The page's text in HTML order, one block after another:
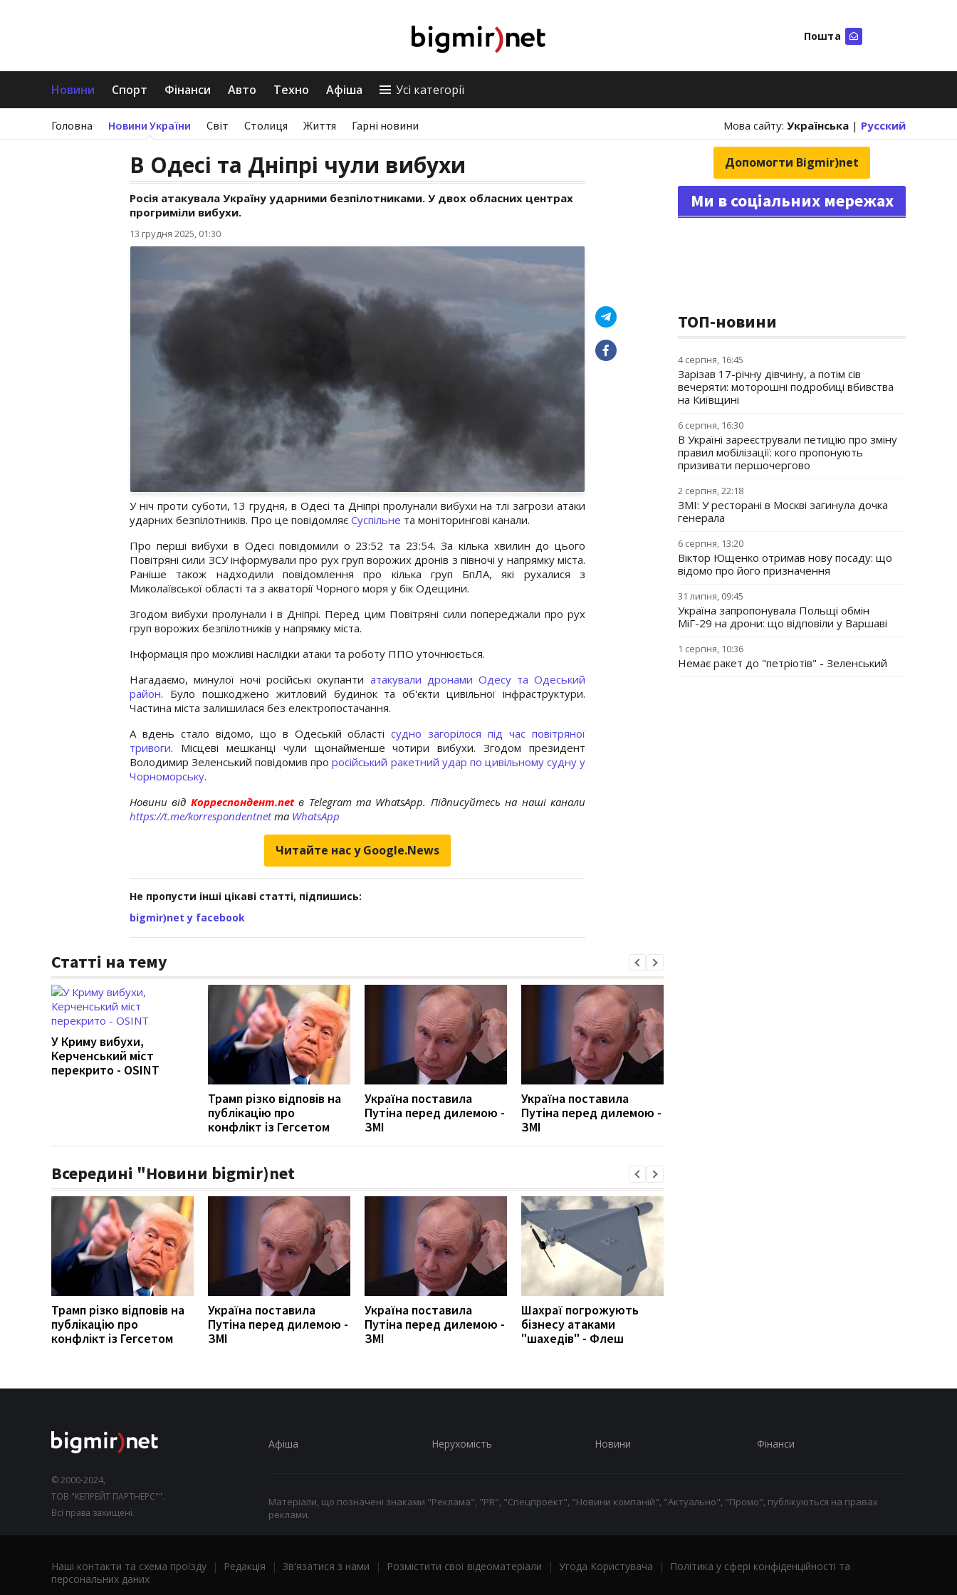
Пошта
Новини Спорт Фінанси Авто Техно Афіша Усі категорії
Головна Новини України Світ Столиця Життя Гарні новини Мова сайту: Українська | Русский
В Одесі та Дніпрі чули вибухи
Росія атакувала Україну ударними безпілотниками. У двох обласних центрах
прогриміли вибухи.
13 грудня 2025, 01:30
У ніч проти суботи, 13 грудня, в Одесі та Дніпрі пролунали вибухи на тлі загрози атаки
ударних безпілотників. Про це повідомляє Суспільне та моніторингові канали.
Про перші вибухи в Одесі повідомили о 23:52 та 23:54. За кілька хвилин до цього
Повітряні сили ЗСУ інформували про рух груп ворожих дронів з півночі у напрямку міста.
Раніше також надходили повідомлення про кілька груп БпЛА, які рухалися з
Миколаївської області та з акваторії Чорного моря у бік Одещини.
Згодом вибухи пролунали і в Дніпрі. Перед цим Повітряні сили попереджали про рух
груп ворожих безпілотників у напрямку міста.
Інформація про можливі наслідки атаки та роботу ППО уточнюється.
Нагадаємо, минулої ночі російські окупанти атакували дронами Одесу та Одеський
район. Було пошкоджено житловий будинок та об'єкти цивільної інфраструктури.
Частина міста залишилася без електропостачання.
А вдень стало відомо, що в Одеській областісудно загорілося під час повітряної
тривоги. Місцеві мешканці чули щонайменше чотири вибухи. Згодом президент
Володимир Зеленський повідомив проросійський ракетний удар по цивільному судну у
Чорноморську.
Новини від Корреспондент.netв Telegram та WhatsApp. Підписуйтесь на наші канали
https://t.me/korrespondentnetта WhatsApp
Читайте нас у Google.News
Не пропусти інші цікаві статті, підпишись:
bigmir)net у facebook
Статті на тему
У Криму вибухи,
Керченський міст
перекрито - OSINT
Трамп різко відповів на
публікацію про
конфлікт із Гегсетом
Україна поставила
Путіна перед дилемою -
ЗМІ
Україна поставила
Путіна перед дилемою -
ЗМІ
Всередині "Новини bigmir)net
Трамп різко відповів на
публікацію про
конфлікт із Гегсетом
Україна поставила
Путіна перед дилемою -
ЗМІ
Україна поставила
Путіна перед дилемою -
ЗМІ
Шахраї погрожують
бізнесу атаками
"шахедів" - Флеш
Допомогти Bigmir)net
Ми в соціальних мережах
ТОП-новини
4 серпня, 16:45
Зарізав 17-річну дівчину, а потім сів
вечеряти: моторошні подробиці вбивства
на Київщині
6 серпня, 16:30
В Україні зареєстрували петицію про зміну
правил мобілізації: кого пропонують
призивати першочергово
2 серпня, 22:18
ЗМІ: У ресторані в Москві загинула дочка
генерала
6 серпня, 13:20
Віктор Ющенко отримав нову посаду: що
відомо про його призначення
31 липня, 09:45
Україна запропонувала Польщі обмін
МіГ-29 на дрони: що відповіли у Варшаві
1 серпня, 10:36
Немає ракет до "петріотів" - Зеленський
© 2000-2024,
ТОВ "КЕПРЕЙТ ПАРТНЕРС"".
Всі права захищені.
Афіша Нерухомість Новини Фінанси
Матеріали, що позначені знаками "Реклама", "PR", "Спецпроект", "Новини компаній", "Актуально", "Промо", публікуються на правах
реклами.
Наші контакти та схема проїзду | Редакція | Зв'язатися з нами | Розмістити свої відеоматеріали | Угода Користувача |
Політика у сфері конфіденційності та
персональних даних